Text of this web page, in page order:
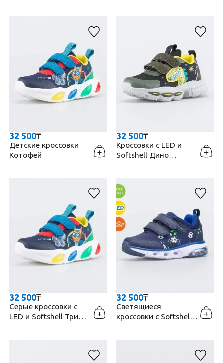
32 500₸
Детские кроссовки
Котофей
32 500₸
Кроссовки с LED и
Softshell Дино
32 500₸
Серые кроссовки с
LED и Softshell Три
32 500₸
Светящиеся
кроссовки с Softshell